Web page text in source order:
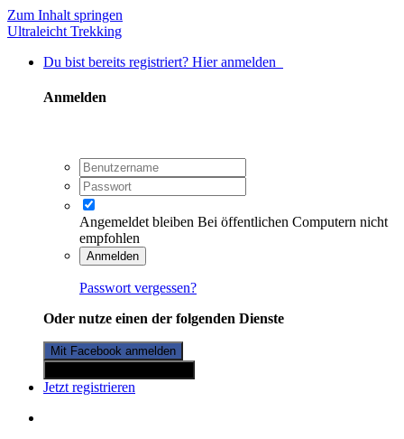
Zum Inhalt springen
Ultraleicht Trekking
Du bist bereits registriert? Hier anmelden
Anmelden
Angemeldet bleiben Bei öffentlichen Computern nicht
empfohlen
Anmelden
Passwort vergessen?
Oder nutze einen der folgenden Dienste
Mit Facebook anmelden
Jetzt registrieren